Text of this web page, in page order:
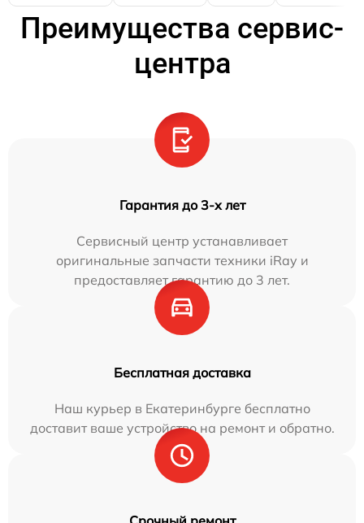
Преимущества сервис-
центра
Гарантия до 3-х лет
Сервисный центр устанавливает
оригинальные запчасти техники iRay и
предоставляет гарантию до 3 лет.
Бесплатная доставка
Наш курьер в Екатеринбурге бесплатно
доставит ваше устройство на ремонт и обратно.